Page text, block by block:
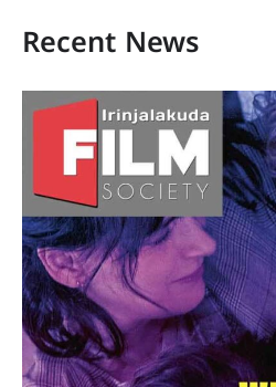
Recent News